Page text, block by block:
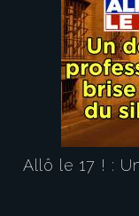
Allô le 17 ! :